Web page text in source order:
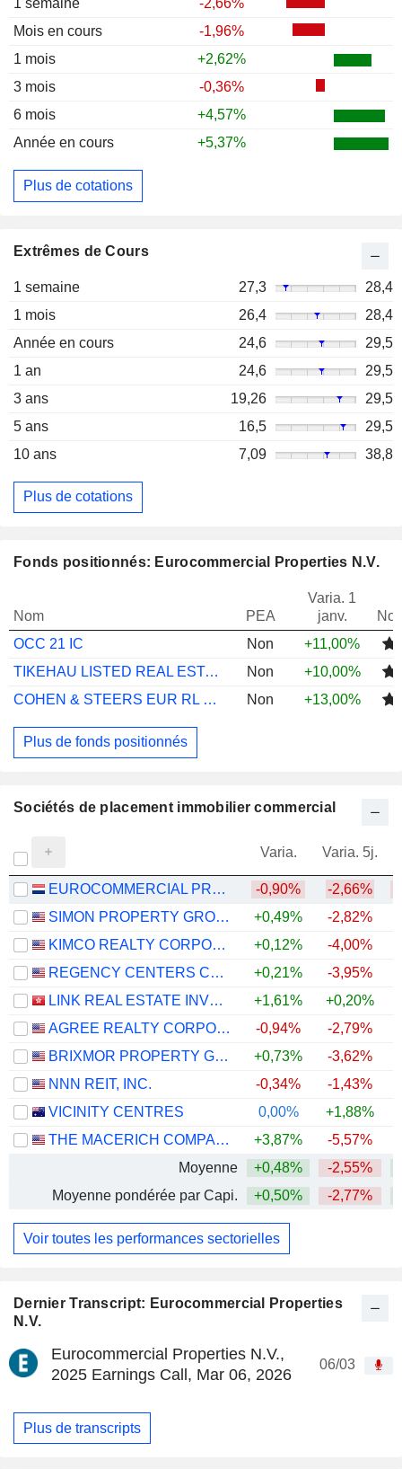
Dernier Transcript: Eurocommercial Properties
N.V.
Eurocommercial Properties N.V.,
2025 Earnings Call, Mar 06, 2026
06/03
Plus de transcripts
1 semaine
-2,66%
Mois en cours
-1,96%
1 mois
+2,62%
3 mois
-0,36%
6 mois
+4,57%
Année en cours
+5,37%
Plus de cotations
Extrêmes de Cours
1 semaine 27,3
28,4
1 mois
26,4
28,4
Année en cours
24,6
29,5
1 an
24,6
29,5
3 ans
19,26
29,5
5 ans
16,5
29,5
10 ans
7,09 38,8
Plus de cotations
Fonds positionnés: Eurocommercial Properties N.V.
Nom PEA
Varia. 1
janv.
OCC 21 IC
Non
+11,00%
TIKEHAU LISTED REAL ESTATE P
Non
+10,00%
COHEN & STEERS EUR RL ESTT SEC I ACC EUR
Non +13,00%
Plus de fonds positionnés
Sociétés de placement immobilier commercial
Varia. Varia. 5j.
EUROCOMMERCIAL PROPERTIES N.V. -0,90% -2,66%
SIMON PROPERTY GROUP, INC.
+0,49% -2,82%
KIMCO REALTY CORPORATION
+0,12% -4,00%
REGENCY CENTERS CORPORATION
+0,21% -3,95%
LINK REAL ESTATE INVESTMENT TRUST
+1,61% +0,20%
AGREE REALTY CORPORATION
-0,94% -2,79%
BRIXMOR PROPERTY GROUP INC.
+0,73% -3,62%
NNN REIT, INC.
-0,34% -1,43%
VICINITY CENTRES
0,00% +1,88%
THE MACERICH COMPANY
+3,87% -5,57%
Moyenne
+0,48% -2,55%
Moyenne pondérée par Capi.
+0,50% -2,77%
Voir toutes les performances sectorielles